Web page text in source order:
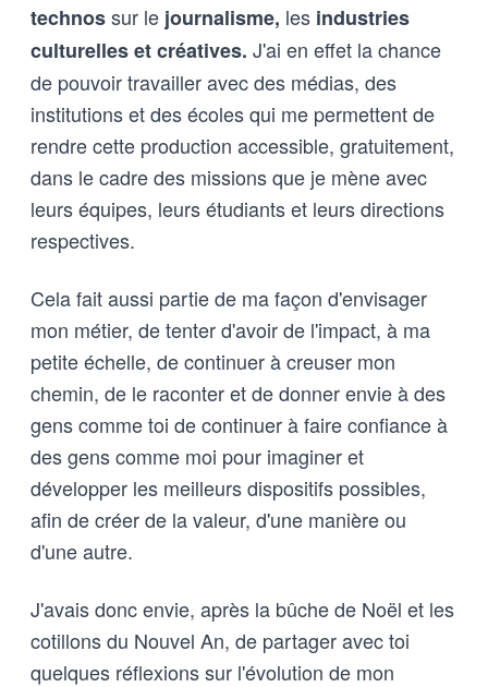
technossur le journalisme, les industries
culturelles et créatives. J'ai en effet la chance
de pouvoir travailler avec des médias, des
institutions et des écoles qui me permettent de
rendre cette production accessible, gratuitement,
dans le cadre des missions que je mène avec
leurs équipes, leurs étudiants et leurs directions
respectives.
Cela fait aussi partie de ma façon d'envisager
mon métier, de tenter d'avoir de l'impact, à ma
petite échelle, de continuer à creuser mon
chemin, de le raconter et de donner envie à des
gens comme toi de continuer à faire confiance à
des gens comme moi pour imaginer et
développer les meilleurs dispositifs possibles,
afin de créer de la valeur, d'une manière ou
d'une autre.
J'avais donc envie, après la bûche de Noël et les
cotillons du Nouvel An, de partager avec toi
quelques réflexions sur l'évolution de mon